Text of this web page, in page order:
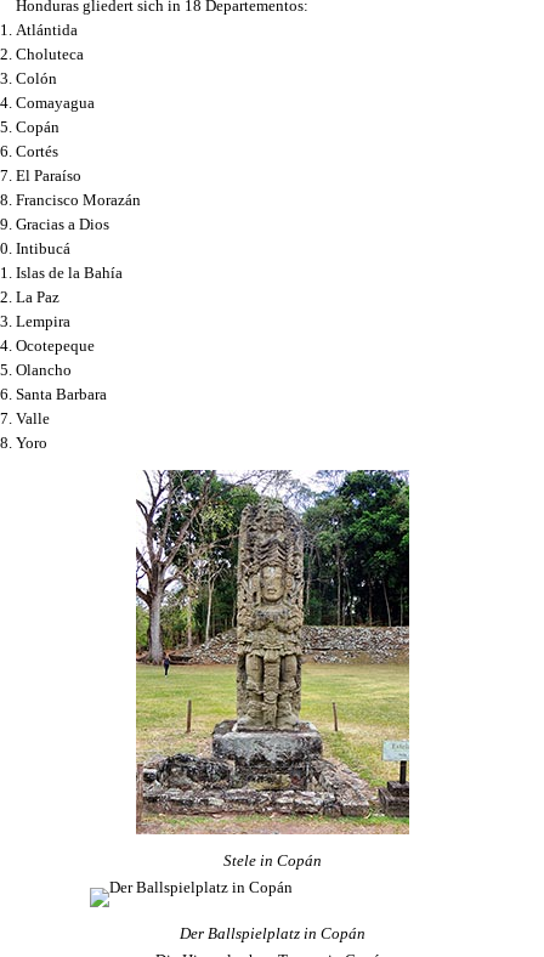
Honduras gliedert sich in 18 Departementos:
Atlántida
Choluteca
Colón
Comayagua
Copán
Cortés
El Paraíso
Francisco Morazán
Gracias a Dios
Intibucá
Islas de la Bahía
La Paz
Lempira
Ocotepeque
Olancho
Santa Barbara
Valle
Yoro
Stele in Copán
Der Ballspielplatz in Copán